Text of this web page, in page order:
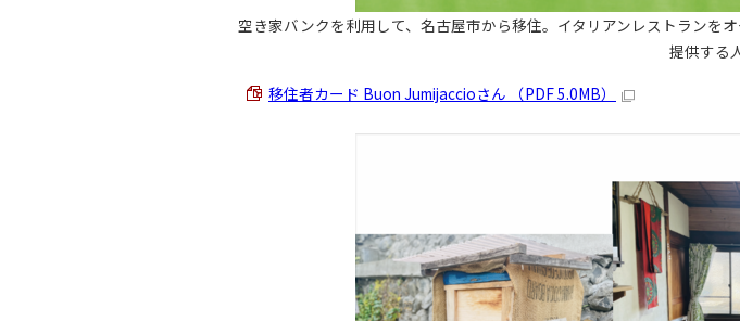
空き家バンクを利用して、名古屋市から移住。イタリアンレストランを
提供する
移住者カード Buon Jumijaccioさん （PDF 5.0MB）